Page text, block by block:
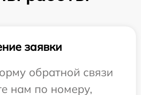
заявки
обратной связи
нам по номеру,